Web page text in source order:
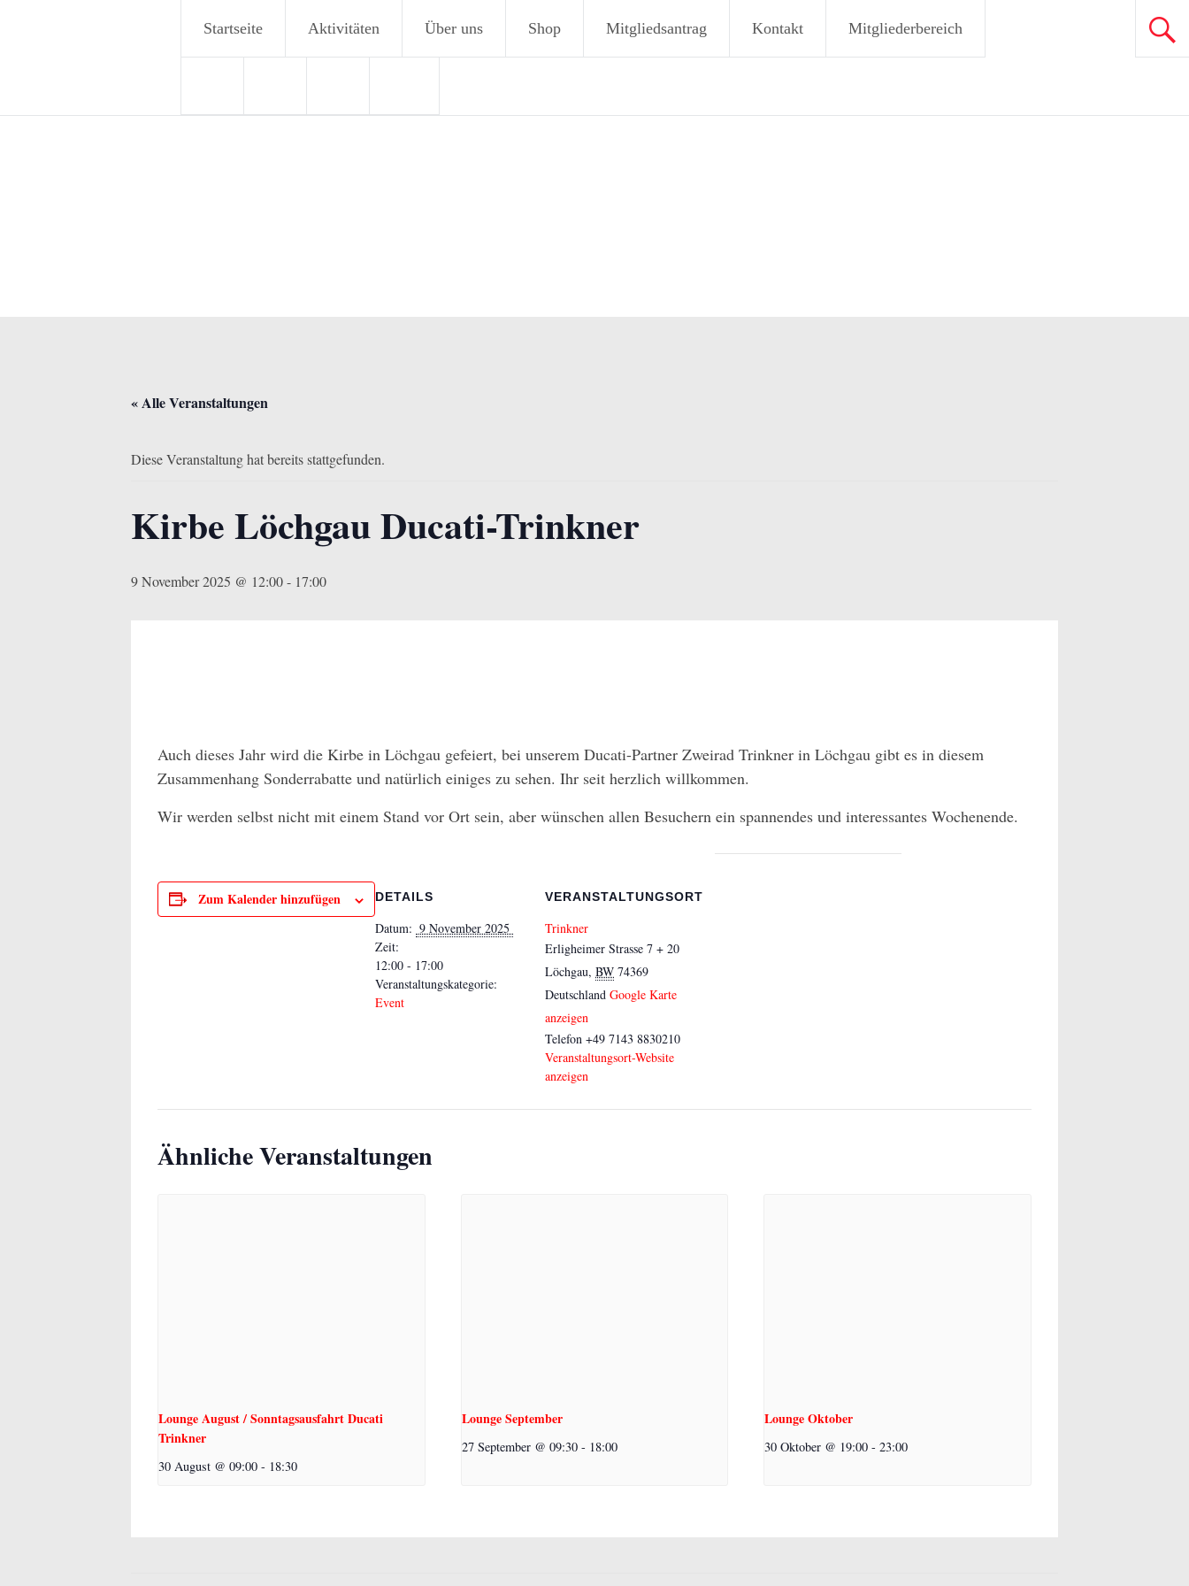
Startseite Aktivitäten Über uns Shop Mitgliedsantrag Kontakt Mitgliederbereich
« Alle Veranstaltungen
Diese Veranstaltung hat bereits stattgefunden.
Kirbe Löchgau Ducati-Trinkner
9 November 2025 @ 12:00- 17:00
Auch dieses Jahr wird die Kirbe in Löchgau gefeiert, bei unserem Ducati-Partner Zweirad Trinkner in Löchgau gibt es in diesem
Zusammenhang Sonderrabatte und natürlich einiges zu sehen. Ihr seit herzlich willkommen.
Wir werden selbst nicht mit einem Stand vor Ort sein, aber wünschen allen Besuchern ein spannendes und interessantes Wochenende.
Zum Kalender hinzufügen DETAILS
Datum: 9 November 2025
Zeit:
12:00 - 17:00
Veranstaltungskategorie:
Event
VERANSTALTUNGSORT
Trinkner
Erligheimer Strasse 7 + 20
Löchgau, BW 74369
Deutschland Google Karte
anzeigen
Telefon +49 7143 8830210
Veranstaltungsort-Website
anzeigen
Ähnliche Veranstaltungen
Lounge August / Sonntagsausfahrt Ducati
Trinkner
30 August @ 09:00 - 18:30
Lounge September
27 September @ 09:30 - 18:00
Lounge Oktober
30 Oktober @ 19:00 - 23:00